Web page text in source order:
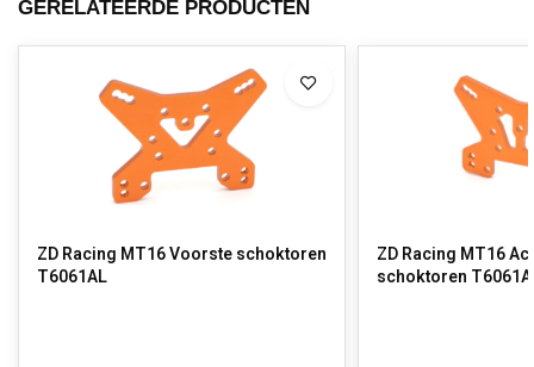
GERELATEERDE PRODUCTEN
ZD Racing MT16 Voorste schoktoren
T6061AL
ZD Racing MT16
schoktoren